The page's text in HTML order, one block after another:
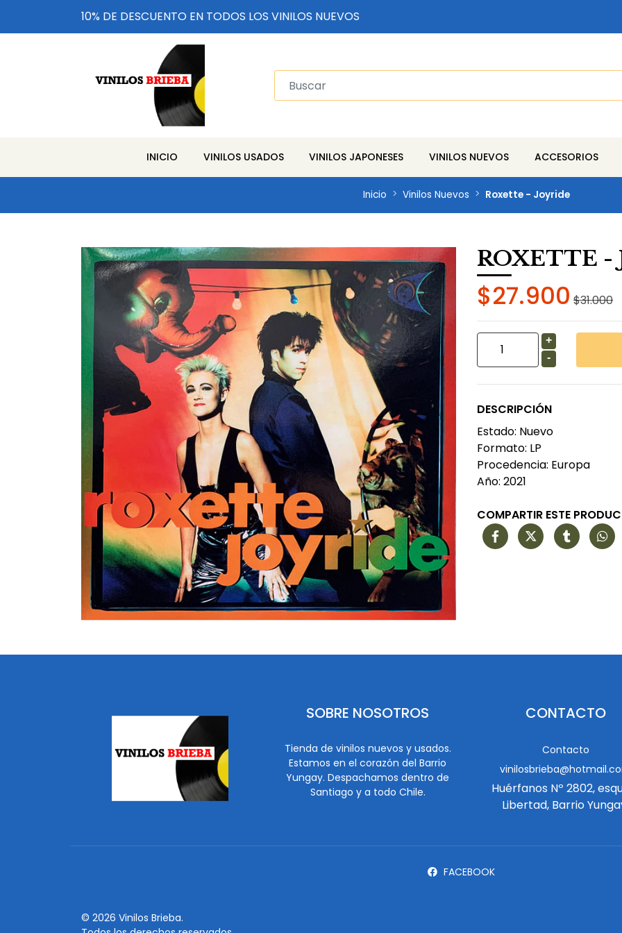
10% DE DESCUENTO EN TODOS LOS VINILOS NUEVOS
INICIO VINILOS USADOS VINILOS JAPONESES VINILOS NUEVOS ACCESORIOS
Inicio Vinilos Nuevos Roxette - Joyride
ROXETTE -
$27.900 $31.000
+
-
DESCRIPCIÓN
Estado: Nuevo
Formato: LP
Procedencia: Europa
Año: 2021
COMPARTIR ESTE
SOBRE NOSOTROS
Tienda de vinilos nuevos y usados.
Estamos en el corazón del Barrio
Yungay. Despachamos dentro de
Santiago y a todo Chile.
CONTACTO
Contacto
Huérfanos Nº 2802,
Libertad, Barrio
FACEBOOK
© 2026 Vinilos Brieba.